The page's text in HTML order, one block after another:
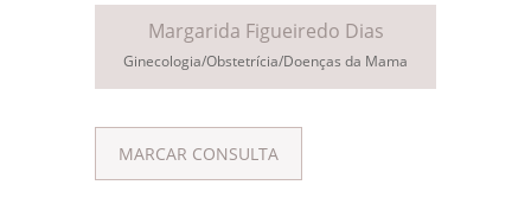
Margarida Figueiredo Dias
Ginecologia/Obstetrícia/Doenças da Mama
MARCAR CONSULTA